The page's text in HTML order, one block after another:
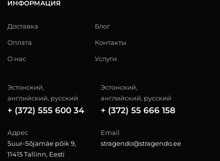
ИНФОРМАЦИЯ
Доставка
Оплата
О нас
Блог
Контакты
Услуги
Эстонский,
английский, русский
+ (372) 555 600 34
Эстонский,
английский, русский
+ (372) 55 666 158
Адрес
Suur-Sõjamäe põik 9,
11415 Tallinn, Eesti
Email
stragendo@stragendo.ee